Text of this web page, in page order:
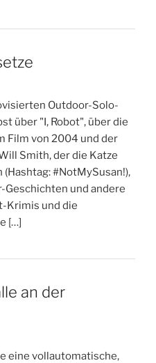
Outdoor-Solo-
über "I, Robot", über die
Film von 2004 und der
Smith, der die Katze
#NotMySusan!),
Geschichten und andere
Krimis und die
[…]
an der
eine vollautomatische,